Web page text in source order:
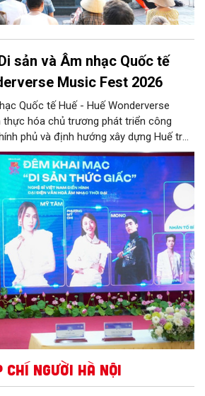
sản và Âm nhạc Quốc tế
Music Fest 2026
Quốc tế Huế - Huế Wonderverse
thực hóa chủ trương phát triển công
phủ và định hướng xây dựng Huế trở
đặc trưng của Việt Nam.
Người Hà Nội